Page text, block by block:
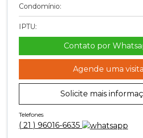
Condomínio:
IPTU:
Contato por
Agende uma visita
Solicite mais
Telefones
( 21 ) 96016-6635